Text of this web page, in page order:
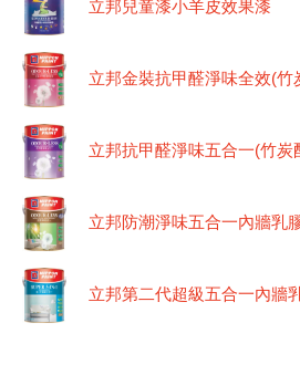
立邦兒童漆小羊皮效果漆
立邦金裝抗甲醛淨味全效(竹
立邦抗甲醛淨味五合一(竹炭
立邦防潮淨味五合一內牆乳
立邦第二代超級五合一內牆